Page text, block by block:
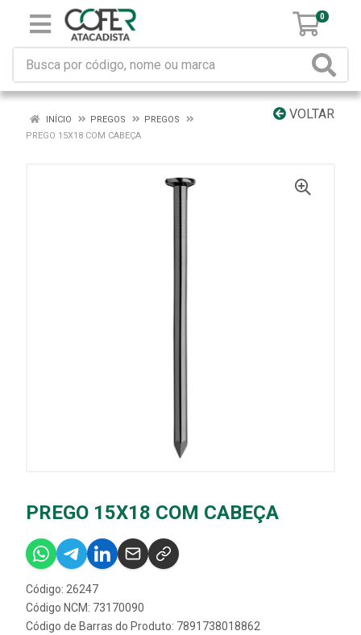
0
VOLTAR
INÍCIO PREGOS
PREGOS
PREGO 15X18 COM CABEÇA
PREGO 15X18 COM CABEÇA
Código: 26247
Código NCM: 73170090
Código de Barras do Produto: 7891738018862